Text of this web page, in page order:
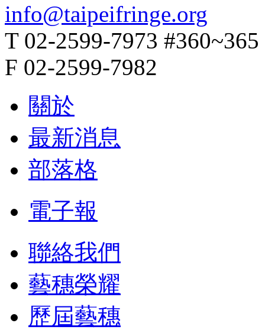
info@taipeifringe.org
T 02-2599-7973 #360~365
F 02-2599-7982
關於
最新消息
部落格
電子報
聯絡我們
藝穗榮耀
歷屆藝穗